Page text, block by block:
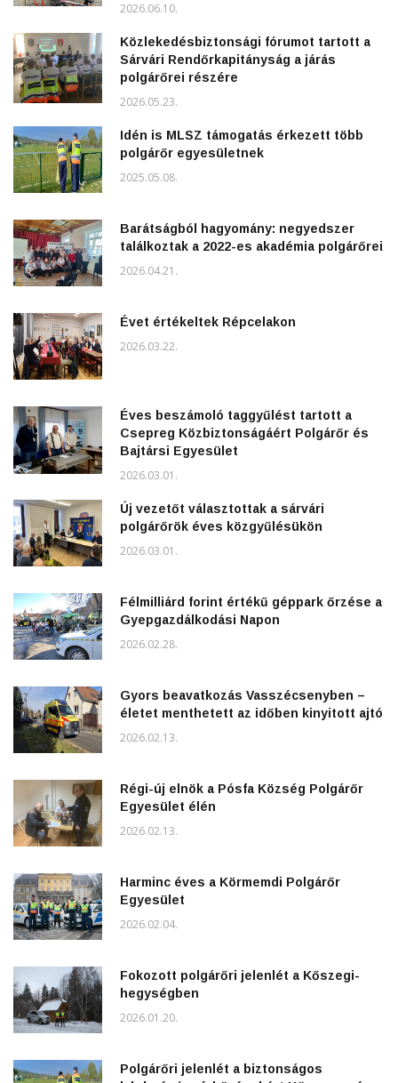
2026.06.10.
Közlekedésbiztonsági fórumot tartott a
Sárvári Rendőrkapitányság a járás
polgárőrei részére
2026.05.23.
Idén is MLSZ támogatás érkezett több
polgárőr egyesületnek
2025.05.08.
Barátságból hagyomány: negyedszer
találkoztak a 2022-es akadémia polgárőrei
2026.04.21.
Évet értékeltek Répcelakon
2026.03.22.
Éves beszámoló taggyűlést tartott a
Csepreg Közbiztonságáért Polgárőr és
Bajtársi Egyesület
2026.03.01.
Új vezetőt választottak a sárvári
polgárőrök éves közgyűlésükön
2026.03.01.
Félmilliárd forint értékű géppark őrzése a
Gyepgazdálkodási Napon
2026.02.28.
Gyors beavatkozás Vasszécsenyben –
életet menthetett az időben kinyitott ajtó
2026.02.13.
Régi-új elnök a Pósfa Község Polgárőr
Egyesület élén
2026.02.13.
Harminc éves a Körmemdi Polgárőr
Egyesület
2026.02.04.
Fokozott polgárőri jelenlét a Kőszegi-
hegységben
2026.01.20.
Polgárőri jelenlét a biztonságos